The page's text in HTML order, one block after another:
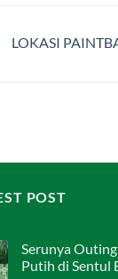
LOKASI
POST
Serunya
Putih di Sentul